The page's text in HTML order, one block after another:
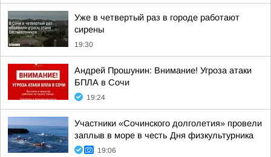
Уже в четвертый раз в городе работают
сирены
19:30
Андрей Прошунин: Внимание! Угроза атаки
БПЛА в Сочи
19:24
Участники «Сочинского долголетия» провели
заплыв в море в честь Дня физкультурника
19:06